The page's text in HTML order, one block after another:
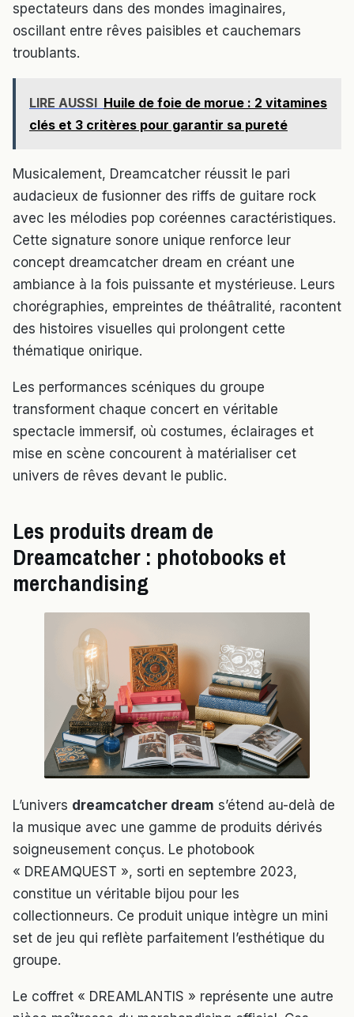
spectateurs dans des mondes imaginaires,
oscillant entre rêves paisibles et cauchemars
troublants.
LIRE AUSSI Huile de foie de morue : 2 vitamines
clés et 3 critères pour garantir sa pureté
Musicalement, Dreamcatcher réussit le pari
audacieux de fusionner des riffs de guitare rock
avec les mélodies pop coréennes caractéristiques.
Cette signature sonore unique renforce leur
concept dreamcatcher dream en créant une
ambiance à la fois puissante et mystérieuse. Leurs
chorégraphies, empreintes de théâtralité, racontent
des histoires visuelles qui prolongent cette
thématique onirique.
Les performances scéniques du groupe
transforment chaque concert en véritable
spectacle immersif, où costumes, éclairages et
mise en scène concourent à matérialiser cet
univers de rêves devant le public.
Les produits dream de
Dreamcatcher : photobooks et
merchandising
L’univers dreamcatcher dream s’étend au-delà de
la musique avec une gamme de produits dérivés
soigneusement conçus. Le photobook
« DREAMQUEST », sorti en septembre 2023,
constitue un véritable bijou pour les
collectionneurs. Ce produit unique intègre un mini
set de jeu qui reflète parfaitement l’esthétique du
groupe.
Le coffret « DREAMLANTIS » représente une autre